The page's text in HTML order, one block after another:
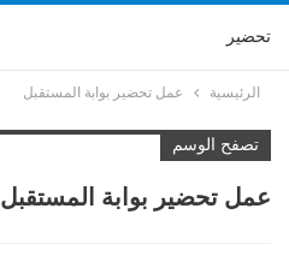
تحضير
الرئيسية عمل تحضير بوابة المستقبل
تصفح الوسم
عمل تحضير بوابة المستقبل